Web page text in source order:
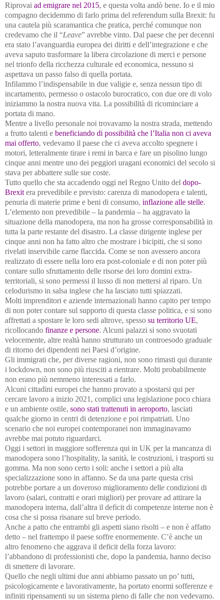
Riprovai ad emigrare nel 2015, e questa volta andò bene. Io e il mio
compagno decidemmo di farlo prima del referendum sulla Brexit: fu
una cautela più scaramantica che pratica, perché comunque non
credevamo che il “Leave” avrebbe vinto. Dal paese che per decenni
era stato l’avanguardia europea dei diritti e dell’integrazione e che
aveva saputo trasformare la libera circolazione di merci e persone
nel trionfo della ricchezza culturale ed economica, nessuno si
aspettava un passo falso di quella portata.
Infilammo l’indispensabile in due valigie e, senza nessun tipo di
incartamento, permesso o ostacolo burocratico, con due ore di volo
iniziammo la nostra nuova vita. La possibilità di ricominciare a
portata di mano.
Mentre a livello personale noi trovavamo la nostra strada, mettendo
a frutto talenti e beneficiando di possibilità che l’Italia non ci aveva
mai offerto, vedevamo il paese che ci aveva accolto spegnere i
motori, letteralmente tirare i remi in barca e fare un pisolino lungo
cinque anni mentre uno dei peggiori uragani economici del secolo si
stava per abbattere sulle sue coste.
Tutto quello che sta accadendo oggi nel Regno Unito del dopo-
Brexit era prevedibile e previsto: carenza di manodopera e talenti,
penuria di materie prime e beni di consumo, inflazione alle stelle.
L’elemento non prevedibile – la pandemia – ha aggravato la
situazione della manodopera, ma non ha grosse corresponsabilità in
tutta la parte restante del disastro. La classe dirigente inglese per
cinque anni non ha fatto altro che mostrare i bicipiti, che si sono
rivelati inservibile carne flaccida. Come se non avessero ancora
realizzato di essere nella loro era post-coloniale e di non poter più
contare sullo sfruttamento delle risorse dei loro domini extra-
territoriali, si sono permessi il lusso di non mettersi al riparo. Un
celodurismo in salsa inglese che ha lasciato tutti spiazzati.
Molti imprenditori e aziende internazionali hanno capito per tempo
di non poter contare sul supporto di questa classe politica, e si sono
affrettati a spostare le loro sedi altrove, spesso su territorio UE,
ricollocando finanze e persone. Alcuni palazzi si sono svuotati
velocemente, altre realtà hanno strutturato un controesodo graduale
di ritorno dei dipendenti nei Paesi d’origine.
Gli immigrati che, per diverse ragioni, non sono rimasti qui durante
i lockdown, non sono più riusciti a rientrare. Molti probabilmente
non erano più nemmeno interessati a farlo.
Alcuni cittadini europei che hanno provato a spostarsi qui per
cercare lavoro a inizio 2021, complici una legislazione poco chiara
e un ambiente ostile, sono stati trattenuti in aeroporto, lasciati
qualche giorno in centri di detenzione e poi rimpatriati. Uno
scenario che noi europei contemporanei non immaginavamo
avrebbe mai potuto riguardarci.
Oggi i settori in maggiore sofferenza qui in UK per la mancanza di
manodopera sono l’hospitality, la sanità, le costruzioni, i trasporti su
gomma. Ma non sono certo i soli: anche i settori a più alta
specializzazione sono in affanno. Se da una parte questa crisi
potrebbe portare a un doveroso miglioramento delle condizioni di
lavoro (salari, contratti e orari migliori) per provare ad attirare la
manodopera interna, dall’altra il deficit di competenze interne non è
cosa che si possa risanare sul breve periodo.
Anche a patto che entrambi gli aspetti siano risolti – e non è affatto
detto – nel frattempo il paese soffre enormemente. C’è anche un
altro fenomeno che aggrava il deficit della forza lavoro:
l’abbandono di professionisti che, dopo la pandemia, hanno deciso
di smettere di lavorare.
Quello che negli ultimi due anni abbiamo passato un po’ tutti,
psicologicamente e lavorativamente, ha portato enormi sofferenze e
infiniti ripensamenti su un sistema pieno di falle che non vedevamo.